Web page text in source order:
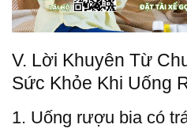
V. Lời Khuyên Từ
Sức Khỏe Khi Uống
1. Uống rượu bia có